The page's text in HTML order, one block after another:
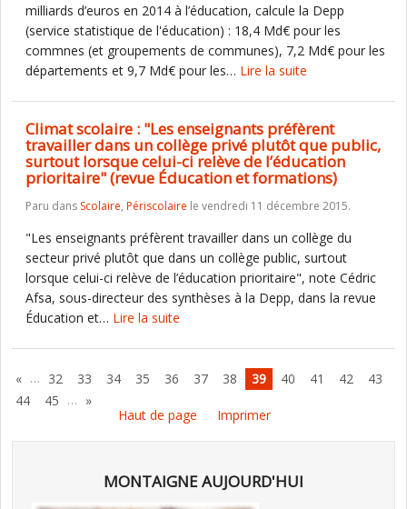
milliards d’euros en 2014 à l’éducation, calcule la Depp
(service statistique de l'éducation) : 18,4 Md€ pour les
commnes (et groupements de communes), 7,2 Md€ pour les
départements et 9,7 Md€ pour les… Lire la suite
Climat scolaire : "Les enseignants préfèrent
travailler dans un collège privé plutôt que public,
surtout lorsque celui-ci relève de l’éducation
prioritaire" (revue Éducation et formations)
Paru dans Scolaire, Périscolaire le vendredi 11 décembre 2015.
"Les enseignants préfèrent travailler dans un collège du
secteur privé plutôt que dans un collège public, surtout
lorsque celui-ci relève de l’éducation prioritaire", note Cédric
Afsa, sous-directeur des synthèses à la Depp, dans la revue
Éducation et… Lire la suite
« … 32 33 34 35 36 37 38 39 40 41 42
43
44
45 … »
Haut de page
Imprimer
MONTAIGNE AUJOURD'HUI